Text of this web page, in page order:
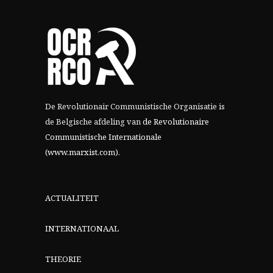
De Revolutionair Communistische Organisatie is
de Belgische afdeling vande Revolutionaire
Communistische Internationale
(www.marxist.com).
ACTUALITEIT
INTERNATIONAAL
THEORIE